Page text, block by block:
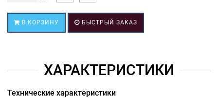
В КОРЗИНУ БЫСТРЫЙ ЗАКАЗ
ХАРАКТЕРИСТИКИ
Технические характеристики